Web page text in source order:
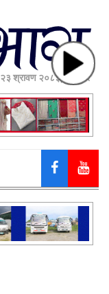
२३ श्रावण २०८३, शनिबार